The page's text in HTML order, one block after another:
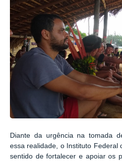
Diante da urgência na tomada
essa realidade, o Instituto Federal
sentido de fortalecer e apoiar os